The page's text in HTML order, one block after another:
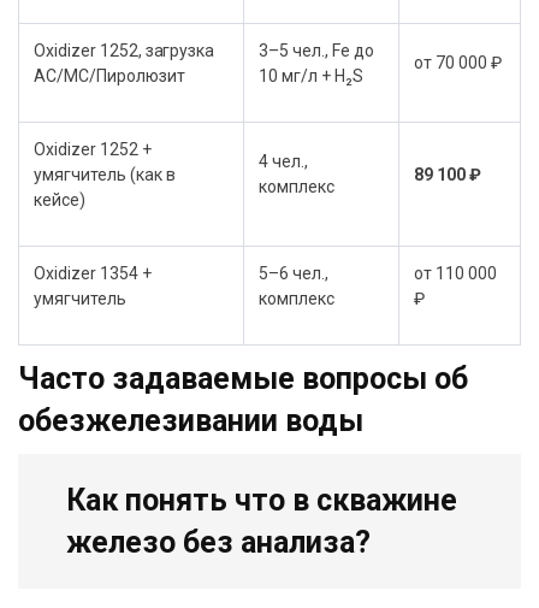
Oxidizer 1252, загрузка
АС/МС/Пиролюзит
3–5 чел., Fe до
10 мг/л + H₂S
от 70 000 ₽
Oxidizer 1252 +
умягчитель (как в
кейсе)
4 чел.,
комплекс
89 100 ₽
Oxidizer 1354 +
умягчитель
5–6 чел.,
комплекс
от 110 000
₽
Часто задаваемые вопросы об
обезжелезивании воды
Как понять что в скважине
железо без анализа?